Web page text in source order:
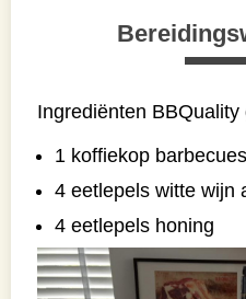
Ingrediënten BBQuality
1 koffiekop
4 eetlepels witte wijn
4 eetlepels honing